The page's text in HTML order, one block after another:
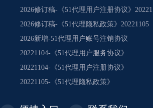
2026修订稿-《51代理用户注册协议》
2026修订稿-《51代理隐私政策》20221105
2026新增-51代理用户账号注销协议
20221104-《51代理用户服务协议》
20221104-《51代理用户注册协议》
20221105-《51代理隐私政策》